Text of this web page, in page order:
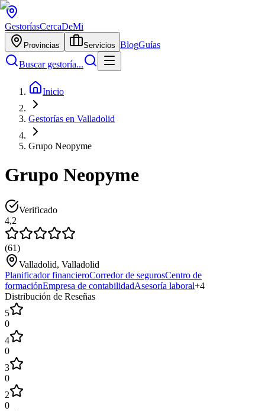
GestoríasCercaDeMi
Provincias Servicios BlogGuías
Buscar gestoría...
Inicio
Gestorías en Valladolid
Grupo Neopyme
Grupo Neopyme
Verificado
4,2
(61)
Valladolid, Valladolid
Planificador financieroCorredor de segurosCentro de
formaciónEmpresa de contabilidadAsesoría laboral+4
Distribución de Reseñas
5
0
4
0
3
0
2
0